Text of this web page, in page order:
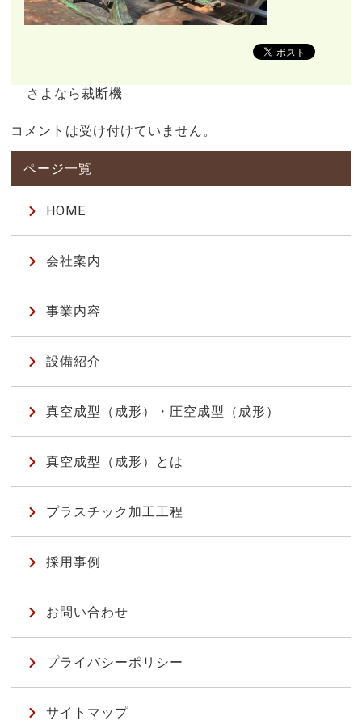
さよなら裁断機
コメントは受け付けていません。
HOME
会社案内
事業内容
設備紹介
真空成型（成形）・圧空成型（成形）
真空成型（成形）とは
プラスチック加工工程
採用事例
お問い合わせ
プライバシーポリシー
サイトマップ